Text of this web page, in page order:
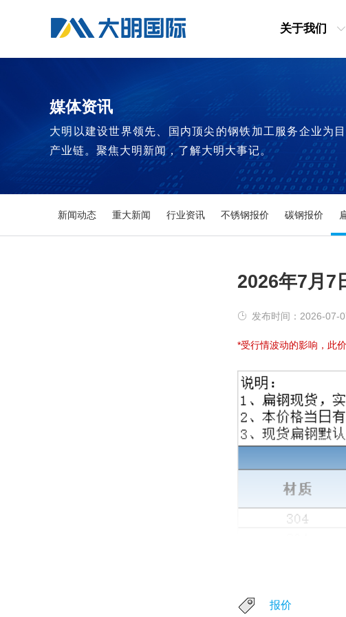
关于我们
媒体资讯
大明以建设世界领先、国内顶尖的钢铁加工服务企业为
产业链。聚焦大明新闻，了解大明大事记。
新闻动态 重大新闻 行业资讯 不锈钢报价 碳钢报价
2026年7月7
发布时间：2026-07-
*受行情波动的影响，此
报价